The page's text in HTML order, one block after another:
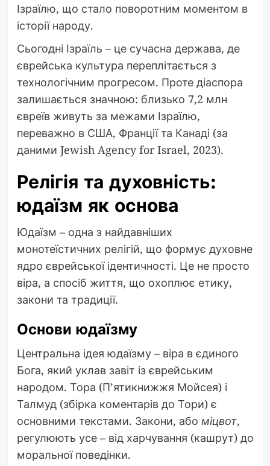
Ізраїлю, що стало поворотним моментом в
історії народу.
Сьогодні Ізраїль – це сучасна держава, де
єврейська культура переплітається з
технологічним прогресом. Проте діаспора
залишається значною: близько 7,2 млн
євреїв живуть за межами Ізраїлю,
переважно в США, Франції та Канаді (за
даними Jewish Agency for Israel, 2023).
Релігія та духовність:
юдаїзм як основа
Юдаїзм – одна з найдавніших
монотеїстичних релігій, що формує духовне
ядро єврейської ідентичності. Це не просто
віра, а спосіб життя, що охоплює етику,
закони та традиції.
Основи юдаїзму
Центральна ідея юдаїзму – віра в єдиного
Бога, який уклав завіт із єврейським
народом. Тора (П’ятикнижжя Мойсея) і
Талмуд (збірка коментарів до Тори) є
основними текстами. Закони, або міцвот,
регулюють усе – від харчування (кашрут) до
моральної поведінки.